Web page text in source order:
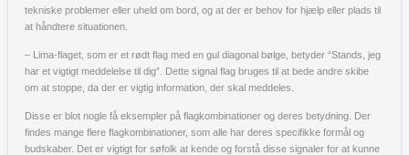
tekniske problemer eller uheld om bord, og at der er behov for hjælp eller plads til
at håndtere situationen.
– Lima-flaget, som er et rødt flag med en gul diagonal bølge, betyder “Stands, jeg
har et vigtigt meddelelse til dig”. Dette signal flag bruges til at bede andre skibe
om at stoppe, da der er vigtig information, der skal meddeles.
Disse er blot nogle få eksempler på flagkombinationer og deres betydning. Der
findes mange flere flagkombinationer, som alle har deres specifikke formål og
budskaber. Det er vigtigt for søfolk at kende og forstå disse signaler for at kunne